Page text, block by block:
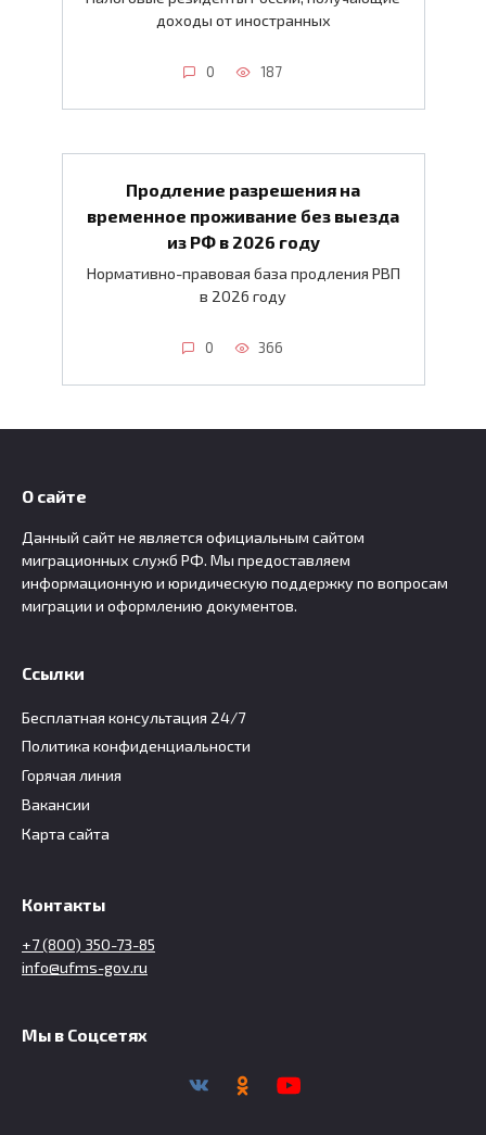
доходы от иностранных
0 187
Продление разрешения на
временное проживание без выезда
из РФ в 2026 году
Нормативно-правовая база продления РВП
в 2026 году
0 366
О сайте
Данный сайт не является официальным сайтом
миграционных служб РФ. Мы предоставляем
информационную и юридическую поддержку по вопросам
миграции и оформлению документов.
Ссылки
Бесплатная консультация 24/7
Политика конфиденциальности
Горячая линия
Вакансии
Карта сайта
Контакты
+7 (800) 350-73-85
info@ufms-gov.ru
Мы в Соцсетях